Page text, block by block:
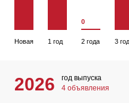
Новая 1 год
0
2 года 3
2026
год выпуска
4 объявления